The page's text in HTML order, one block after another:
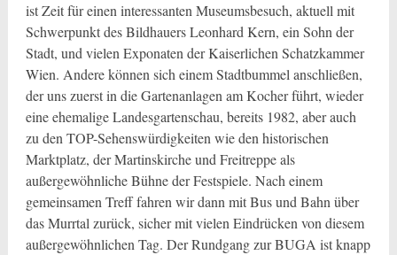
ist Zeit für einen interessanten Museumsbesuch, aktuell mit
Schwerpunkt des Bildhauers Leonhard Kern, ein Sohn der
Stadt, und vielen Exponaten der Kaiserlichen Schatzkammer
Wien. Andere können sich einem Stadtbummel anschließen,
der uns zuerst in die Gartenanlagen am Kocher führt, wieder
eine ehemalige Landesgartenschau, bereits 1982, aber auch
zu den TOP-Sehenswürdigkeiten wie den historischen
Marktplatz, der Martinskirche und Freitreppe als
außergewöhnliche Bühne der Festspiele. Nach einem
gemeinsamen Treff fahren wir dann mit Bus und Bahn über
das Murrtal zurück, sicher mit vielen Eindrücken von diesem
außergewöhnlichen Tag. Der Rundgang zur BUGA ist knapp